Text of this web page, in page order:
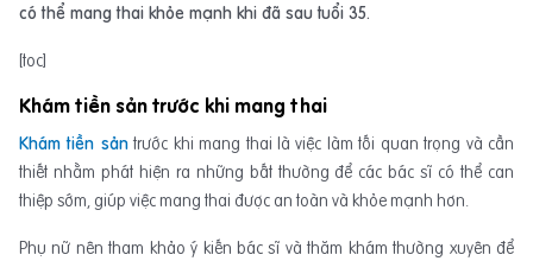
có thể mang thai khỏe mạnh khi đã sau tuổi 35.
[toc]
Khám tiền sản trước khi mang thai
Khám tiền sảntrước khi mang thai là việc làm tối quan trọng và cần
thiết nhằm phát hiện ra những bất thường để các bác sĩ có thể can
thiệp sớm, giúp việc mang thai được an toàn và khỏe mạnh hơn.
Phụ nữ nên tham khảo ý kiến bác sĩ và thăm khám thường xuyên để